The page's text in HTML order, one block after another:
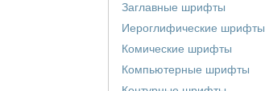
Заглавные шрифты
Иероглифические шрифты
Комические шрифты
Компьютерные шрифты